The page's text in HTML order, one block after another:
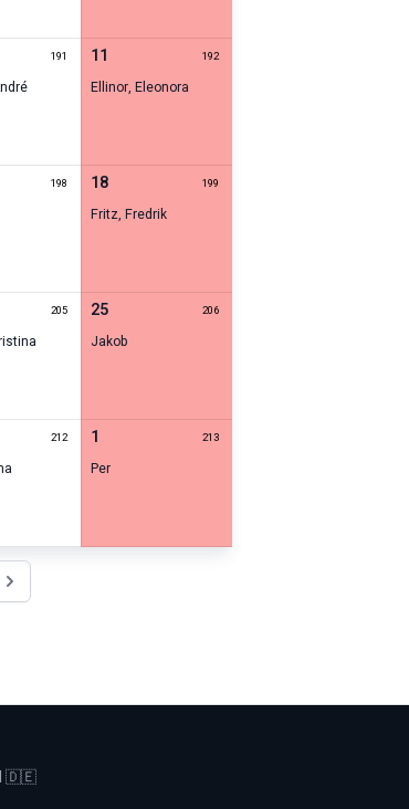
191 11 192
Ellinor,Eleonora
198 18 199
Fritz,Fredrik
205 25 206
Jakob
212 1 213
Per
Nästa år
🇩🇪